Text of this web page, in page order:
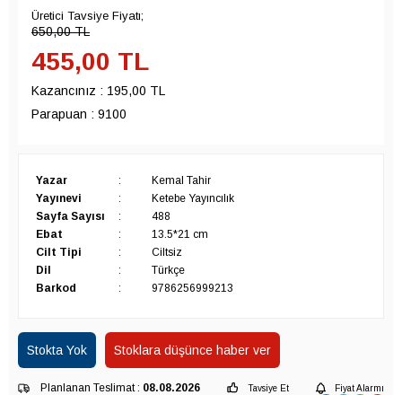
Üretici Tavsiye Fiyatı;
650,00TL
455,00 TL
Kazancınız : 195,00 TL
Parapuan : 9100
Yazar :
Kemal Tahir
Yayınevi
:
Ketebe Yayıncılık
Sayfa Sayısı
:
488
Ebat
:
13.5*21 cm
Cilt Tipi
:
Ciltsiz
Dil
:
Türkçe
Barkod
: 9786256999213
Stokta Yok Stoklara düşünce haber ver
Planlanan Teslimat : 08.08.2026 Tavsiye Et
Fiyat Alarmı